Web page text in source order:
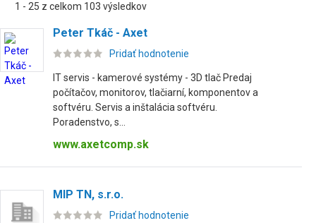
1 - 25 z celkom 103 výsledkov
Peter Tkáč - Axet
Pridať hodnotenie
IT servis - kamerové systémy - 3D tlač Predaj
počítačov, monitorov, tlačiarní, komponentov a
softvéru. Servis a inštalácia softvéru.
Poradenstvo, s...
www.axetcomp.sk
MIP TN, s.r.o.
Pridať hodnotenie